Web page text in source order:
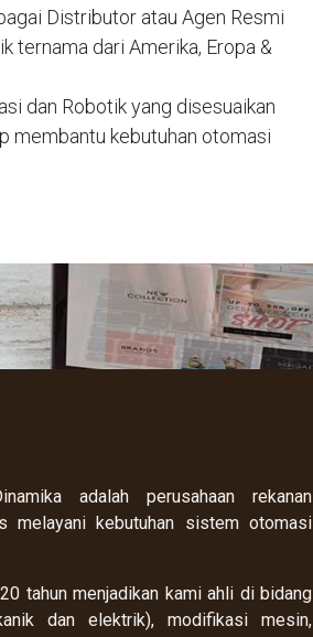
Distributor atau Agen Resmi
ternama dari Amerika, Eropa &
dan Robotik yang disesuaikan
membantu kebutuhan otomasi
adalah perusahaan rekanan
melayani kebutuhan sistem otomasi
tahun menjadikan kami ahli di bidang
dan elektrik), modifikasi mesin,